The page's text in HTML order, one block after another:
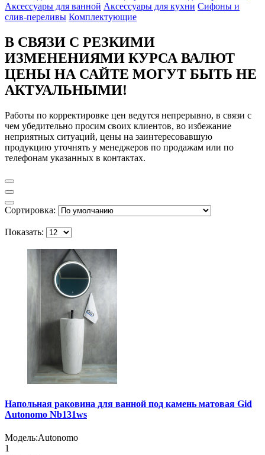
Аксессуары для ванной Аксессуары для кухни Сифоны и
слив-переливы Комплектующие
В СВЯЗИ С РЕЗКИМИ
ИЗМЕНЕНИЯМИ КУРСА ВАЛЮТ
ЦЕНЫ НА САЙТЕ МОГУТ БЫТЬ НЕ
АКТУАЛЬНЫМИ!
Работы по корректировке цен ведутся непрерывно, в связи с
чем убедительно просим своих клиентов, во избежание
неприятных ситуаций, цены на заинтересовавшую
продукцию уточнять у менеджеров по продажам или по
телефонам указанных в контактах.
Сортировка:
Показать:
Напольная раковина для ванной под камень матовая Gid
Autonomo Nb131ws
Модель:Autonomo
1